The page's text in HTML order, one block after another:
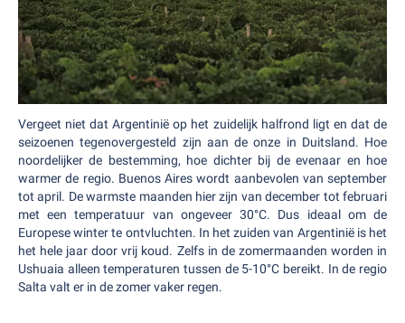
Vergeet niet dat Argentinië op het zuidelijk halfrond ligt en dat de
seizoenen tegenovergesteld zijn aan de onze in Duitsland. Hoe
noordelijker de bestemming, hoe dichter bij de evenaar en hoe
warmer de regio. Buenos Aires wordt aanbevolen van september
tot april. De warmste maanden hier zijn van december tot februari
met een temperatuur van ongeveer 30°C. Dus ideaal om de
Europese winter te ontvluchten. In het zuiden van Argentinië is het
het hele jaar door vrij koud. Zelfs in de zomermaanden worden in
Ushuaia alleen temperaturen tussen de 5-10°C bereikt. In de regio
Salta valt er in de zomer vaker regen.